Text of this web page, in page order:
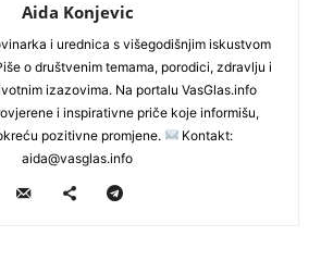
Aida Konjevic
i urednica s višegodišnjim iskustvom
o društvenim temama, porodici, zdravlju i
izazovima. Na portalu VasGlas.info
i inspirativne priče koje informišu,
pozitivne promjene.
Kontakt:
aida@vasglas.info